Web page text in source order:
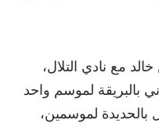
مع نادي التلال،
بالبريقة لموسم واحد
لموسمين،